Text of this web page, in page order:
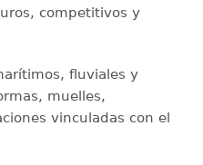
competitivos y
fluviales y
muelles,
vinculadas con el